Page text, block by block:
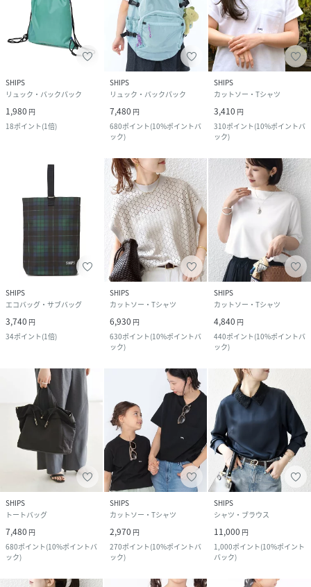
SHIPS
リュック・バックパック
1,980 円
18ポイント(1倍)
SHIPS
リュック・バックパック
7,480 円
680ポイント(10%ポイントバ
ック)
SHIPS
カットソー・Tシャツ
3,410 円
310ポイント(10%ポイントバ
ック)
SHIPS
エコバッグ・サブバッグ
3,740 円
34ポイント(1倍)
SHIPS
カットソー・Tシャツ
6,930 円
630ポイント(10%ポイントバ
ック)
SHIPS
カットソー・Tシャツ
4,840 円
440ポイント(10%ポイントバ
ック)
SHIPS
トートバッグ
7,480 円
680ポイント(10%ポイントバ
ック)
SHIPS
カットソー・Tシャツ
2,970 円
270ポイント(10%ポイントバ
ック)
SHIPS
シャツ・ブラウス
11,000 円
1,000ポイント(10%ポイント
バック)